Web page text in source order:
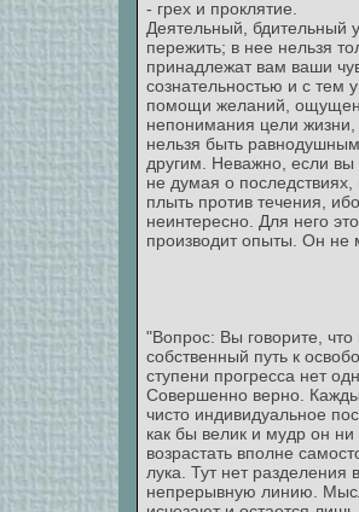
- грех и проклятие.
Деятельный, бдительный
пережить; в нее нельзя
принадлежат вам ваши
сознательностью и с тем
помощи желаний,
непонимания цели жизни,
нельзя быть
другим. Неважно, если вы
не думая о
плыть против течения,
неинтересно. Для него
производит опыты. Он не
"Вопрос: Вы говорите, что
собственный путь к
ступени прогресса нет
Совершенно верно.
чисто индивидуальное
как бы велик и мудр он
возрастать вполне
лука. Тут нет
непрерывную линию.